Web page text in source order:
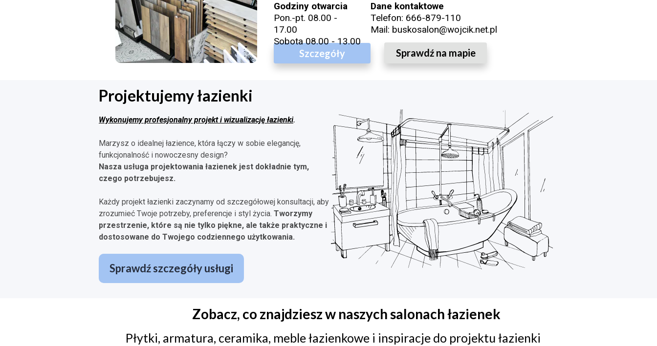
Szczegóły Sprawdź na mapie
Godziny otwarcia
Pon.-pt. 08.00 -
17.00
Sobota 08.00 - 13.00
Dane kontaktowe
Telefon: 666-879-110
Mail: buskosalon@wojcik.net.pl
Wykonujemy profesjonalny projekt i wizualizację łazienki.
Marzysz o idealnej łazience, która łączy w sobie elegancję,
funkcjonalność i nowoczesny design?
Nasza usługa projektowania łazienek jest dokładnie tym,
czego potrzebujesz.
Każdy projekt łazienki zaczynamy od szczegółowej konsultacji, aby
zrozumieć Twoje potrzeby, preferencje i styl życia. Tworzymy
przestrzenie, które są nie tylko piękne, ale także praktyczne i
dostosowane do Twojego codziennego użytkowania.
Projektujemy łazienki
Sprawdź szczegóły usługi
Zobacz, co znajdziesz w naszych salonach łazienek
Płytki, armatura, ceramika, meble łazienkowe i inspiracje do projektu łazienki